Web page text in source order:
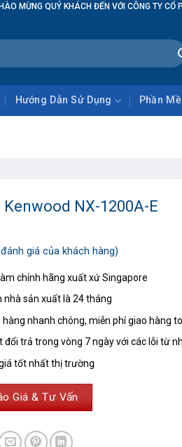
VỚI CÔNG TY CỔ PHẦN GEOTECH GLOBAL
Hướng Dẫn Sử Dụng Phần
Kenwood NX-1200A-E
đánh giá của khách hàng)
chính hãng xuất xứ Singapore
nhà sản xuất là 24 tháng
hàng nhanh chóng, miễn phí giao hàng
đổi trả trong vòng 7 ngày với các lỗi từ
tốt nhất thị trường
Giá & Tư Vấn